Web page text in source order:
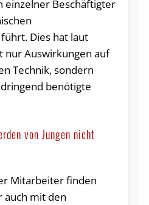
einzelner Beschäftigter
Dies hat laut
nur Auswirkungen auf
Technik, sondern
benötigte
von Jungen nicht
Mitarbeiter finden
auch mit den